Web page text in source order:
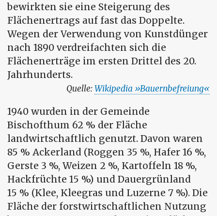
bewirkten sie eine Steigerung des
Flächenertrags auf fast das Doppelte.
Wegen der Verwendung von Kunstdünger
nach 1890 verdreifachten sich die
Flächenerträge im ersten Drittel des 20.
Jahrhunderts.
Wikipedia Bauernbefreiung
1940 wurden in der Gemeinde
Bischofthum 62 % der Fläche
landwirtschaftlich genutzt. Davon waren
85 % Ackerland (Roggen 35 %, Hafer 16 %,
Gerste 3 %, Weizen 2 %, Kartoffeln 18 %,
Hackfrüchte 15 %) und Dauergrünland
15 % (Klee, Kleegras und Luzerne 7 %). Die
Fläche der forstwirtschaftlichen Nutzung